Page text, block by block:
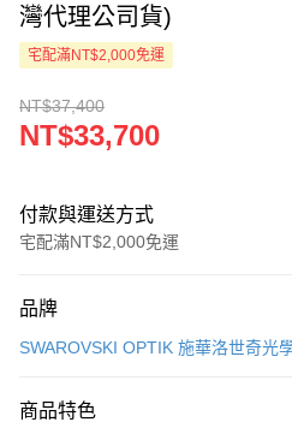
灣代理公司貨)
宅配滿NT$2,000免運
NT$37,400
NT$33,700
付款與運送方式
宅配滿NT$2,000免運
信用卡一次付款
Apple Pay
品牌
SWAROVSKI OPTIK 施華洛世奇光
商品特色